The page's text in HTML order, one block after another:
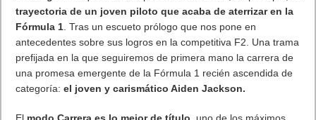
trayectoria de un joven piloto que acaba de aterrizar en la
Fórmula 1 . Tras un escueto prólogo que nos pone en
antecedentes sobre sus logros en la competitiva F2. Una trama
prefijada en la que seguiremos de primera mano la carrera de
una promesa emergente de la Fórmula 1 recién ascendida de
categoría:el joven y carismático Aiden Jackson.
El modo Carrera es lo mejor de título , uno de los máximos